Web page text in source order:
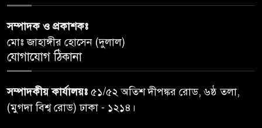
পেশ
৬
তদন্ত শেষ পর্যায়ে, দ্রুত চার্জশিট
৭
সম্পাদক ও প্রকাশকঃ
মোঃ জাহাঙ্গীর হোসেন (দুলাল)
যোগাযোগ ঠিকানা
সম্পাদকীয় কার্যালয়ঃ ৫১/৫২ অতিশ দীপঙ্কর রোড, ৬ষ্ঠ তলা,
(মুগদা বিশ্ব রোড) ঢাকা - ১২১৪।